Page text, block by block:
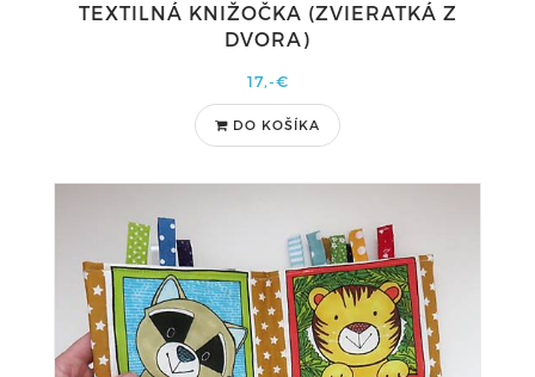
TEXTILNÁ KNIŽOČKA (ZVIERATKÁ Z
DVORA)
17,-€
DO KOŠÍKA